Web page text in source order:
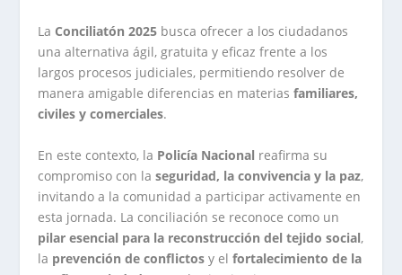
La Conciliatón 2025 busca ofrecer a los ciudadanos
una alternativa ágil, gratuita y eficaz frente a los
largos procesos judiciales, permitiendo resolver de
manera amigable diferencias en materiasfamiliares,
civiles y comerciales.
En este contexto, la Policía Nacional reafirma su
compromiso con laseguridad, la convivencia y la paz,
invitando a la comunidad a participar activamente en
esta jornada. La conciliación se reconoce como un
pilar esencial para la reconstrucción del tejido social,
la prevención de conflictos y elfortalecimiento de la